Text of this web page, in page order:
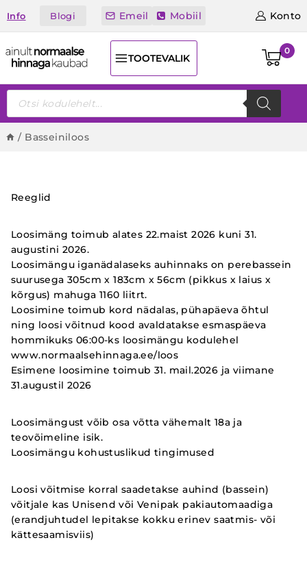
toInfo Blogi Emeil Mobiil Konto
TOOTEVALIK
0
Products
search
/ Basseiniloos
Reeglid
Loosimäng toimub alates 22.maist 2026 kuni 31.
augustini 2026.
Loosimängu iganädalaseks auhinnaks on perebassein
suurusega 305cm x 183cm x 56cm (pikkus x laius x
kõrgus) mahuga 1160 liitrt.
Loosimine toimub kord nädalas, pühapäeva õhtul
ning loosi võitnud kood avaldatakse esmaspäeva
hommikuks 06:00-ks loosimängu kodulehel
www.normaalsehinnaga.ee/loos
Esimene loosimine toimub 31. mail.2026 ja viimane
31.augustil 2026
Loosimängust võib osa võtta vähemalt 18a ja
teovõimeline isik.
Loosimängu kohustuslikud tingimused
Loosi võitmise korral saadetakse auhind (bassein)
võitjale kas Unisend või Venipak pakiautomaadiga
(erandjuhtudel lepitakse kokku erinev saatmis- või
kättesaamisviis)